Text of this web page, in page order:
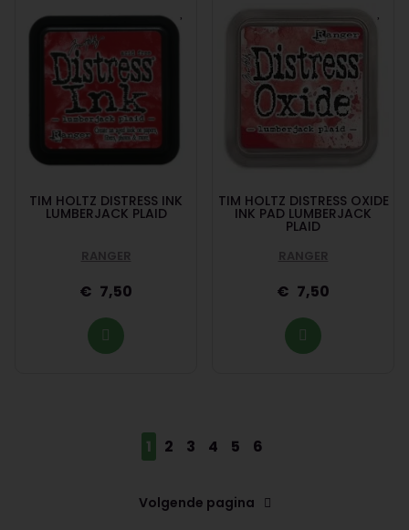
TIM HOLTZ DISTRESS INK
LUMBERJACK PLAID
RANGER
7,50
TIM HOLTZ DISTRESS OXIDE
INK PAD LUMBERJACK
PLAID
RANGER
7,50
1 2 3 4 5 6
Volgende pagina